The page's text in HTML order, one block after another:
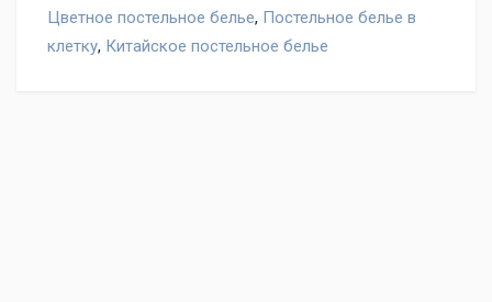
Цветное постельное белье, Постельное белье в
клетку, Китайское постельное белье